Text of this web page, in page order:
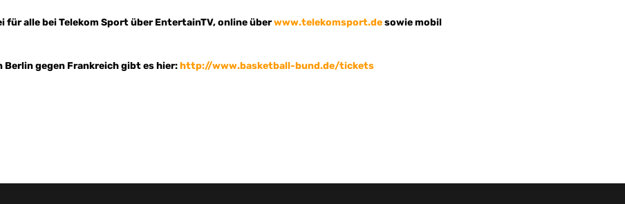
für alle bei Telekom Sport über EntertainTV, online überwww.telekomsport.desowie mobil
gegen Frankreich gibt es hier:http://www.basketball-bund.de/tickets